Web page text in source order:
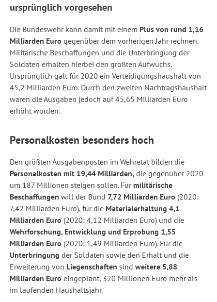
ursprünglich vorgesehen
Die Bundeswehr kann damit mit einem Plus von rund 1,16
Milliarden Euro gegenüber dem vorherigen Jahr rechnen.
Militärische Beschaffungen und die Unterbringung der
Soldaten erhalten hierbei den größten Aufwuchs.
Ursprünglich galt für 2020 ein Verteidigungshaushalt von
45,2 Milliarden Euro. Durch den zweiten Nachtragshaushalt
waren die Ausgaben jedoch auf 45,65 Milliarden Euro
erhöht worden.
Personalkosten besonders hoch
Den größten Ausgabenposten im Wehretat bilden die
Personalkosten mit 19,44 Milliarden, die gegenüber 2020
um 187 Millionen steigen sollen. Für militärische
Beschaffungen will der Bund 7,72 Milliarden Euro (2020:
7,42 Milliarden Euro), für die Materialerhaltung 4,1
Milliarden Euro (2020: 4,12 Milliarden Euro) und die
Wehrforschung, Entwicklung und Erprobung 1,55
Milliarden Euro (2020: 1,49 Milliarden Euro). Für die
Unterbringung der Soldaten sowie den Erhalt und die
Erweiterung von Liegenschaften sind weitere 5,88
Milliarden Euro eingeplant, 320 Millionen Euro mehr als
im laufenden Haushaltsjahr.